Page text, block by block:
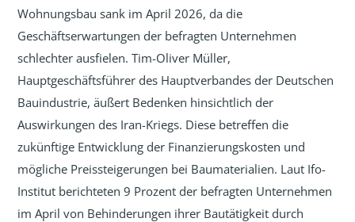
Wohnungsbau sank im April 2026, da die
Geschäftserwartungen der befragten Unternehmen
schlechter ausfielen. Tim-Oliver Müller,
Hauptgeschäftsführer des Hauptverbandes der Deutschen
Bauindustrie, äußert Bedenken hinsichtlich der
Auswirkungen des Iran-Kriegs. Diese betreffen die
zukünftige Entwicklung der Finanzierungskosten und
mögliche Preissteigerungen bei Baumaterialien. Laut Ifo-
Institut berichteten 9 Prozent der befragten Unternehmen
im April von Behinderungen ihrer Bautätigkeit durch